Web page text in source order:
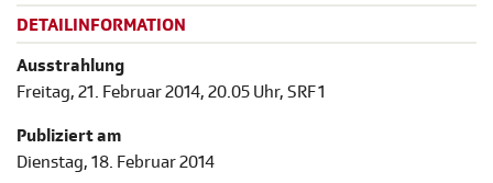
DETAILINFORMATION
Ausstrahlung
Freitag, 21. Februar 2014, 20.05 Uhr, SRF 1
Publiziert am
Dienstag, 18. Februar 2014